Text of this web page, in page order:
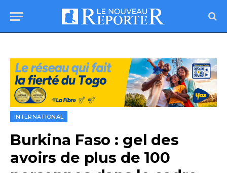
INTERNATIONAL
Burkina Faso : gel des
avoirs de plus de 100